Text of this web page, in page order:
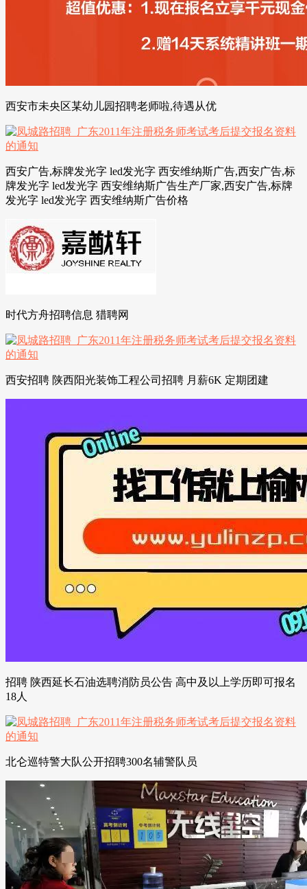
西安市未央区某幼儿园招聘老师啦,待遇从优
西安广告,标牌发光字 led发光字 西安维纳斯广告,西安广告,标
牌发光字 led发光字 西安维纳斯广告生产厂家,西安广告,标牌
发光字 led发光字 西安维纳斯广告价格
时代方舟招聘信息 猎聘网
西安招聘 陕西阳光装饰工程公司招聘 月薪6K 定期团建
招聘 陕西延长石油选聘消防员公告 高中及以上学历即可报名
18人
北仑巡特警大队公开招聘300名辅警队员